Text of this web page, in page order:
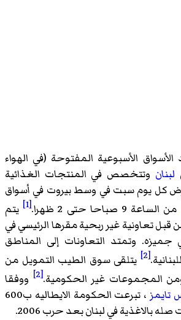
الأسبوعية المفتوحة (في الهواء
لبنان وتتخصص في المنتجات الغذائية
كل يوم سبت في وسط بيروت في أسواق
من الساعة 9 صباحا حتى 2 ظهرا. [1]
يتم
قبل تعاونية غير ربحية مقرها الرئيسي في
جميزه. وتمتد التعاونات إلى المناطق
[2]
يتلقى سوق الطيب التمويل من
ومن المجموعات غير الحكومية.[2]
ووفقا
تايمز
، تبرعت الحكومة الايطاليه ب600
بالاغذية في لبنان بعد حرب 2006.